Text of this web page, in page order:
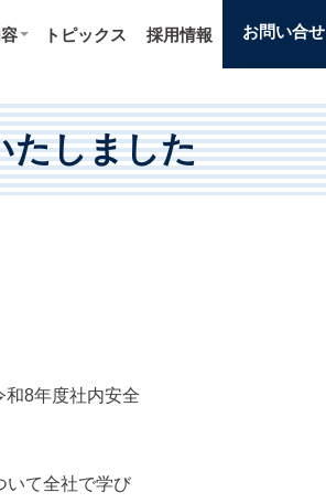
トピックス 採用情報 お問い合せ
たしました
和8年度社内安全
いて全社で学び